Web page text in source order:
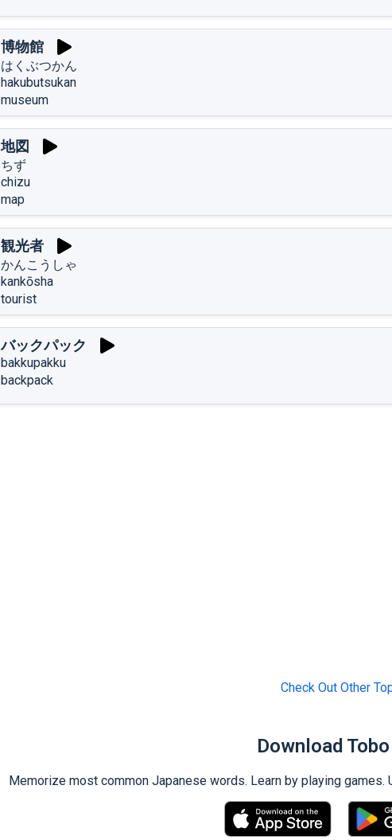
博物館
はくぶつかん
hakubutsukan
museum
地図
ちず
chizu
map
観光者
かんこうしゃ
kankōsha
tourist
バックパック
bakkupakku
backpack
Check Out Other
Download
Memorize most common Japanese words. Learn by playing